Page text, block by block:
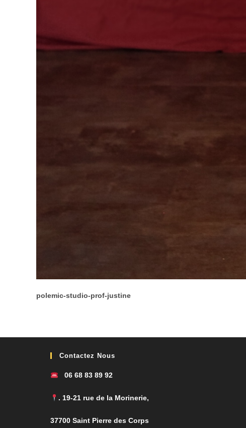
polemic-studio-prof-justine
Contactez Nous
06 68 83 89 92
. 19-21 rue de la Morinerie,
37700 Saint Pierre des Corps